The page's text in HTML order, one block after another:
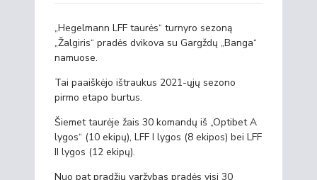
„Hegelmann LFF taurės“ turnyro sezoną
„Žalgiris“ pradės dvikova su Gargždų „Banga“
namuose.
Tai paaiškėjo ištraukus 2021-ųjų sezono
pirmo etapo burtus.
Šiemet taurėje žais 30 komandų iš „Optibet A
lygos“ (10 ekipų), LFF I lygos (8 ekipos) bei LFF
II lygos (12 ekipų).
Nuo pat pradžių varžybas pradės visi 30